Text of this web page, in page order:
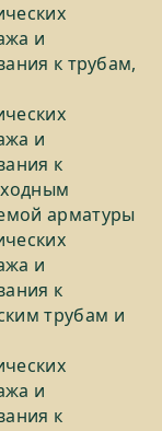
и
к трубам,
и
к
арматуры
и
к
трубам и
и
к